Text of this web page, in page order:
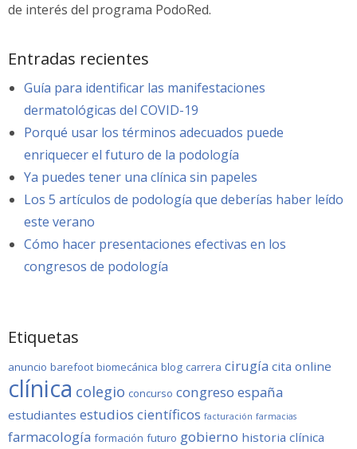
de interés del programa PodoRed.
Entradas recientes
Guía para identificar las manifestaciones
dermatológicas del COVID-19
Porqué usar los términos adecuados puede
enriquecer el futuro de la podología
Ya puedes tener una clínica sin papeles
Los 5 artículos de podología que deberías haber leído
este verano
Cómo hacer presentaciones efectivas en los
congresos de podología
Etiquetas
anuncio barefoot biomecánica blog carrera cirugía cita online
clínica colegio concurso congreso españa
estudiantes estudios científicos facturación farmacias
farmacología formación futuro gobierno historia clínica